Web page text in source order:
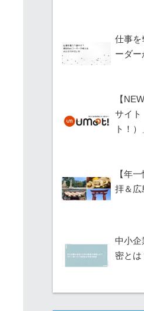
仕事を
ーダ
【
サイト
ト！
【年
拝＆広
中小企
密とは